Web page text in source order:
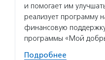
и помогает им
реализует программу
финансовую
программы «Мой
Подробнее